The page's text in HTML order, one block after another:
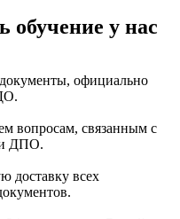
обучение у нас
официально
вопросам, связанным с
ДПО.
доставку всех